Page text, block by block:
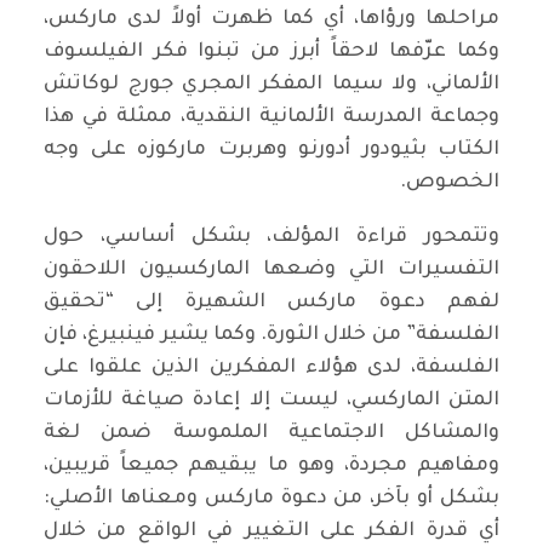
مراحلها ورؤاها، أي كما ظهرت أولاً لدى ماركس،
وكما عرّفها لاحقاً أبرز من تبنوا فكر الفيلسوف
الألماني، ولا سيما المفكر المجري جورج لوكاتش
وجماعة المدرسة الألمانية النقدية، ممثلة في هذا
الكتاب بثيودور أدورنو وهربرت ماركوزه على وجه
الخصوص.
وتتمحور قراءة المؤلف، بشكل أساسي، حول
التفسيرات التي وضعها الماركسيون اللاحقون
لفهم دعوة ماركس الشهيرة إلى “تحقيق
الفلسفة” من خلال الثورة. وكما يشير فينبيرغ، فإن
الفلسفة، لدى هؤلاء المفكرين الذين علقوا على
المتن الماركسي، ليست إلا إعادة صياغة للأزمات
والمشاكل الاجتماعية الملموسة ضمن لغة
ومفاهيم مجردة، وهو ما يبقيهم جميعاً قريبين،
بشكل أو بآخر، من دعوة ماركس ومعناها الأصلي:
أي قدرة الفكر على التغيير في الواقع من خلال